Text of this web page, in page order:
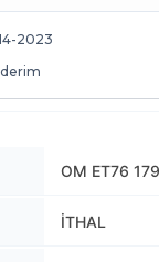
2023
OM ET76
İTHAL